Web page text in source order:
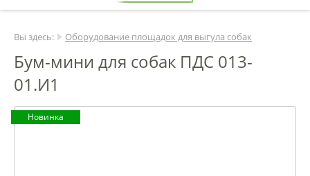
Вы здесь: Оборудование площадок для выгула собак
Бум-мини для собак ПДС 013-
01.И1
Новинка